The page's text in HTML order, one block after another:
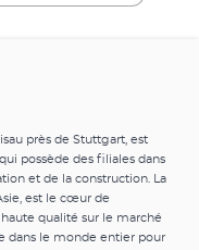
près de Stuttgart, est
possède des filiales dans
et de la construction. La
est le cœur de
qualité sur le marché
dans le monde entier pour